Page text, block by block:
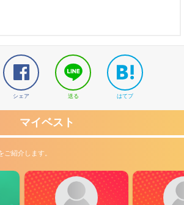
シェア 送る はてブ
マイベスト
ご紹介します。